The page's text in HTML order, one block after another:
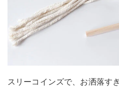
スリーコインズで、お洒落す